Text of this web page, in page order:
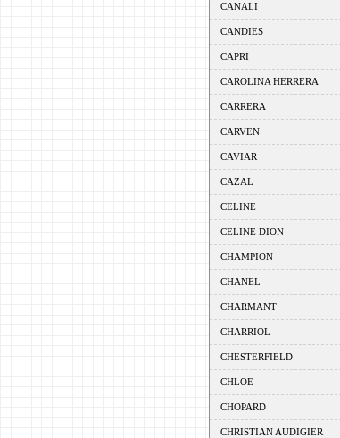
CANALI
CANDIES
CAPRI
CAROLINA HERRERA
CARRERA
CARVEN
CAVIAR
CAZAL
CELINE
CELINE DION
CHAMPION
CHANEL
CHARMANT
CHARRIOL
CHESTERFIELD
CHLOE
CHOPARD
CHRISTIAN AUDIGIER